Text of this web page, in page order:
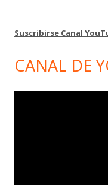
Suscribirse Canal
CANAL DE